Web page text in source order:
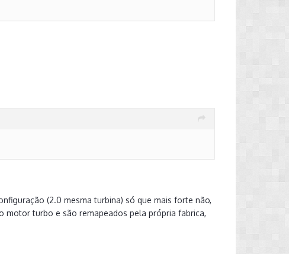
(2.0 mesma turbina) só que mais forte não,
motor turbo e são remapeados pela própria fabrica,